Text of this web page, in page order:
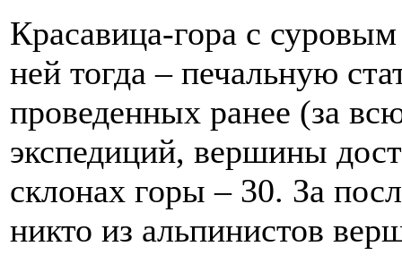
Красавица-гора с
ней тогда – печальную
проведенных ранее (за
экспедиций, вершины
склонах горы – 30. За
никто из альпинистов